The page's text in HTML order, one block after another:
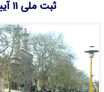
ثبت ملی ۱۱ آیین عاشورایی گیلان